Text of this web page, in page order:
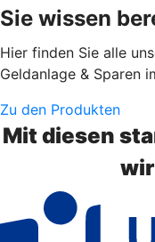
Sie wissen
Hier finden Sie alle
Geldanlage & Sparen
Zu den Produkten
Mit diesen